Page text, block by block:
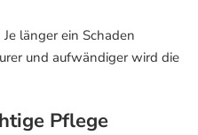
Je länger ein Schaden
und aufwändiger wird die
Pflege